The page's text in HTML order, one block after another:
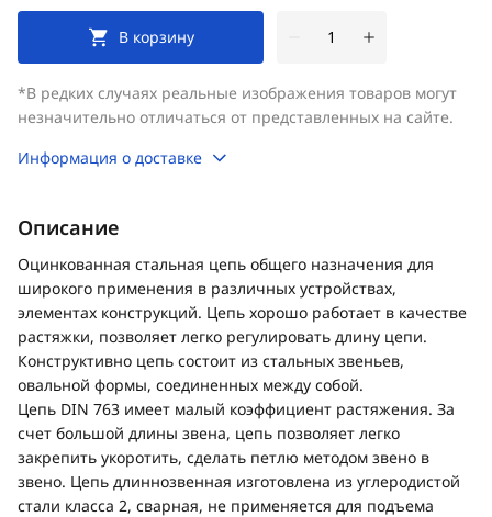
В корзину
*В редких случаях реальные изображения товаров могут
незначительно отличаться от представленных на сайте.
Информация о доставке
Описание
Оцинкованная стальная цепь общего назначения для
широкого применения в различных устройствах,
элементах конструкций. Цепь хорошо работает в качестве
растяжки, позволяет легко регулировать длину цепи.
Конструктивно цепь состоит из стальных звеньев,
овальной формы, соединенных между собой.
Цепь DIN 763 имеет малый коэффициент растяжения. За
счет большой длины звена, цепь позволяет легко
закрепить укоротить, сделать петлю методом звено в
звено. Цепь длиннозвенная изготовлена из углеродистой
стали класса 2, сварная, не применяется для подъема